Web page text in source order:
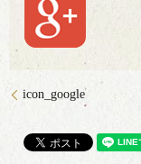
icon_google